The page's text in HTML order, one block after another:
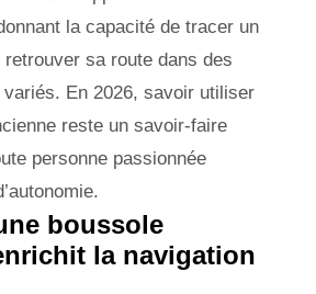
la capacité de tracer un
sa route dans des
En 2026, savoir utiliser
reste un savoir-faire
personne passionnée
boussole
la navigation